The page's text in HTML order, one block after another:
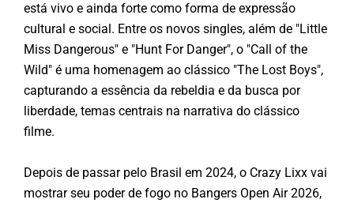
está vivo e ainda forte como forma de expressão
cultural e social. Entre os novos singles, além de "Little
Miss Dangerous" e "Hunt For Danger", o "Call of the
Wild" é uma homenagem ao clássico "The Lost Boys",
capturando a essência da rebeldia e da busca por
liberdade, temas centrais na narrativa do clássico
filme.
Depois de passar pelo Brasil em 2024, o Crazy Lixx vai
mostrar seu poder de fogo no Bangers Open Air 2026,